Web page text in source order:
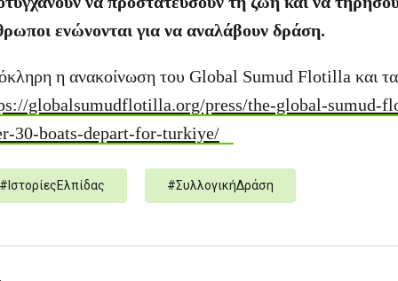
ενώνονται για να αναλάβουν δράση.
η ανακοίνωση του Global Sumud Flotilla και τα
globalsumudflotilla.org/press/the-global-sumud-
30-boats-depart-for-turkiye/
# ΙστορίεςΕλπίδας #ΣυλλογικήΔράση